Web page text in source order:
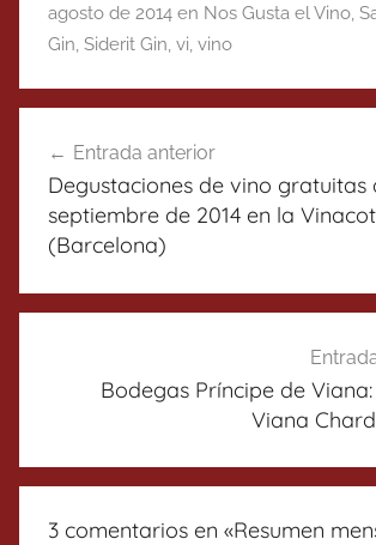
agosto de 2014 en Nos Gusta el Vino,
Gin, Siderit Gin, vi, vino
de
entradas
Entrada anterior
Degustaciones de vino gratuitas
septiembre de 2014 en la
(Barcelona)
Bodegas Príncipe de
Viana
3 comentarios en «Resumen